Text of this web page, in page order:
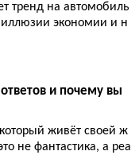
тренд на автомобиль
иллюзии экономии и н
и почему вы
живёт своей ж
не фантастика, а реа